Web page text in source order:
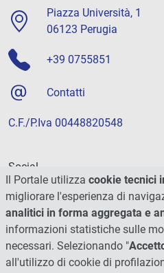
Piazza Università, 1
06123 Perugia
+39 0755851
Contatti
C.F./P.Iva 00448820548
Social
Il Portale utilizza cookie tecnici
migliorare l'esperienza di
analitici in forma aggregata e
informazioni statistiche sulle
necessari. Selezionando "
all'utilizzo di cookie di